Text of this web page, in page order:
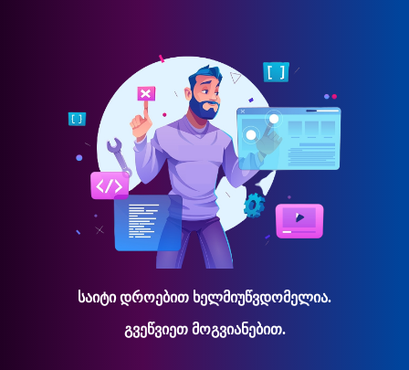
საიტი დროებით ხელმიუწვდომელია.
გვეწვიეთ მოგვიანებით.